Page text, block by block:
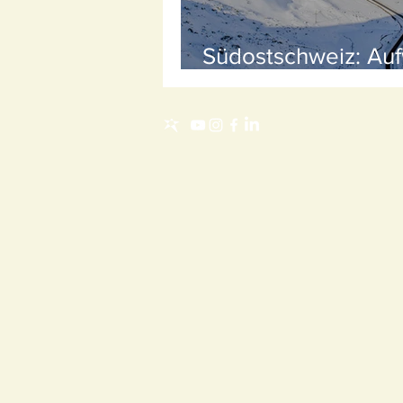
Südostschweiz:
für die Alpen-Expo